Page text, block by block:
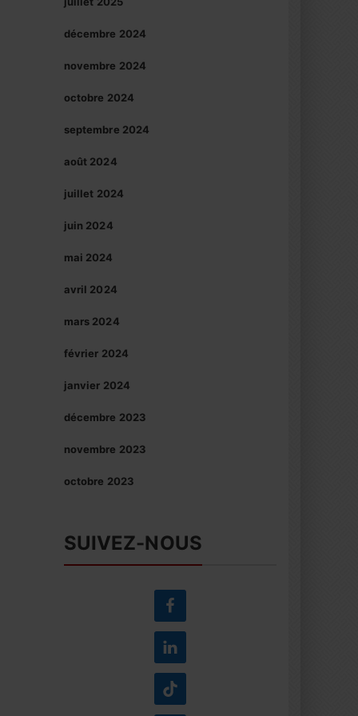
décembre 2024
novembre 2024
octobre 2024
septembre 2024
août 2024
juillet 2024
juin 2024
mai 2024
avril 2024
mars 2024
février 2024
janvier 2024
décembre 2023
novembre 2023
octobre 2023
SUIVEZ-NOUS